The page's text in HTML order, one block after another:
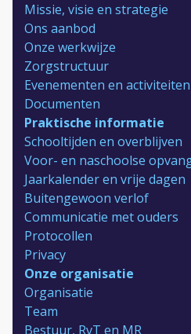
Missie, visie en strategie
Ons aanbod
Onze werkwijze
Zorgstructuur
Evenementen en activiteiten
Documenten
Praktische informatie
Schooltijden en overblijven
Voor- en naschoolse
Jaarkalender en vrije dagen
Buitengewoon verlof
Communicatie met ouders
Protocollen
Privacy
Onze organisatie
Organisatie
Team
Bestuur, RvT en MR